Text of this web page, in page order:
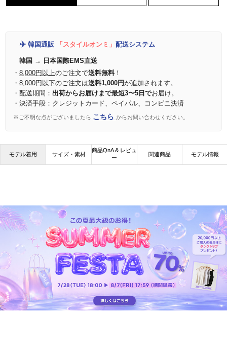
✈️ 韓国通販 「スタイルオンミ」 配送システム
韓国 → 日本国際EMS直送
・ 8,000円以上のご注文で送料無料！
・ 8,000円以下のご注文は送料1,000円が追加されます。
・配送期間： 出荷からお届けまで最短3〜5日でお届け。
・決済手段：クレジットカード、ペイパル、コンビニ決済
※ご不明な点がございましたら こちら からお問い合わせください。
モデル着用 サイズ・素材
商品QnA & レビュ
ー
関連商品 モデル情報